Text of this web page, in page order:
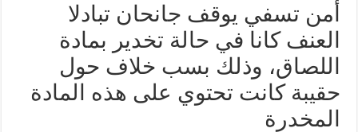
أمن تسفي يوقف جانحان تبادلا
العنف كانا في حالة تخدير بمادة
اللصاق، وذلك بسب خلاف حول
حقيبة كانت تحتوي على هذه المادة
المخدرة